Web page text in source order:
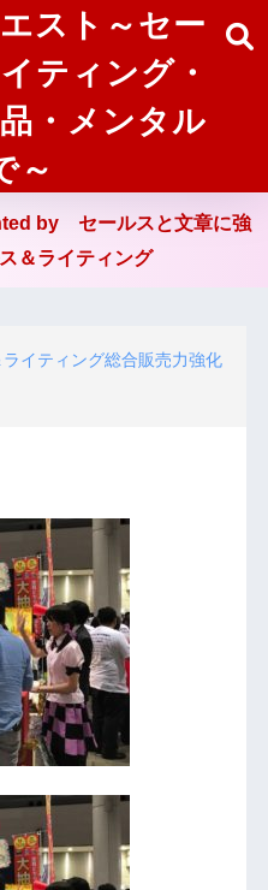
スト～セー
ティング・
・メンタル
～
by セールスと文章に強
＆ライティング
イティング総合販売力強化